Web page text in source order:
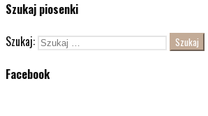
Szukaj piosenki
Szukaj:
Facebook